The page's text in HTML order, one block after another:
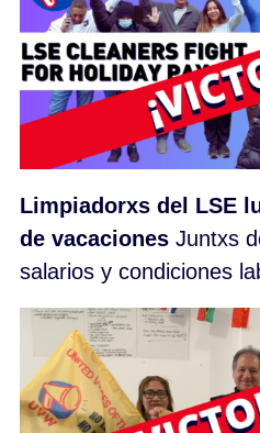
Limpiadorxs del LSE
de vacaciones Juntxs
salarios y condiciones